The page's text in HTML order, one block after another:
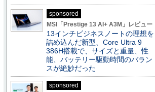
sponsored
MSI「Prestige 13 AI+ A3M」レビュー
13インチビジネスノートの理想を
詰め込んだ新型、Core Ultra 9
386H搭載で、サイズと重量、性
能、バッテリー駆動時間のバラン
スが絶妙だった
sponsored